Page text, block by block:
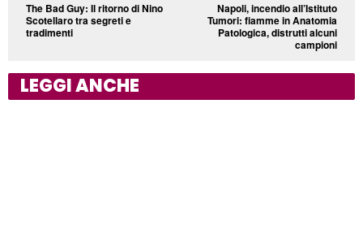
The Bad Guy: Il ritorno di Nino
Scotellaro tra segreti e
tradimenti
Napoli, incendio all’Istituto
Tumori: fiamme in Anatomia
Patologica, distrutti alcuni
campioni
LEGGI ANCHE